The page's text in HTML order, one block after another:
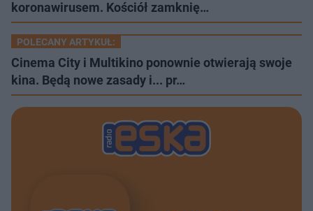
koronawirusem. Kościół zamknię…
POLECANY ARTYKUŁ:
Cinema City i Multikino ponownie otwierają swoje
kina. Będą nowe zasady i... pr…